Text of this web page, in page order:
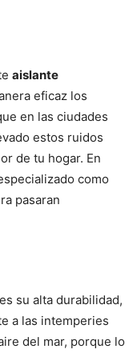
aislante
eficaz los
en las ciudades
estos ruidos
de tu hogar. En
como
pasaran
es su alta durabilidad,
a las intemperies
del mar, porque lo